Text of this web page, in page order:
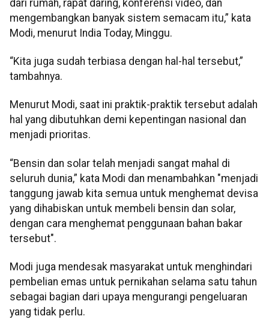
dari rumah, rapat daring, konferensi video, dan
mengembangkan banyak sistem semacam itu,” kata
Modi, menurut India Today, Minggu.
“Kita juga sudah terbiasa dengan hal-hal tersebut,”
tambahnya.
Menurut Modi, saat ini praktik-praktik tersebut adalah
hal yang dibutuhkan demi kepentingan nasional dan
menjadi prioritas.
“Bensin dan solar telah menjadi sangat mahal di
seluruh dunia,” kata Modi dan menambahkan "menjadi
tanggung jawab kita semua untuk menghemat devisa
yang dihabiskan untuk membeli bensin dan solar,
dengan cara menghemat penggunaan bahan bakar
tersebut".
Modi juga mendesak masyarakat untuk menghindari
pembelian emas untuk pernikahan selama satu tahun
sebagai bagian dari upaya mengurangi pengeluaran
yang tidak perlu.